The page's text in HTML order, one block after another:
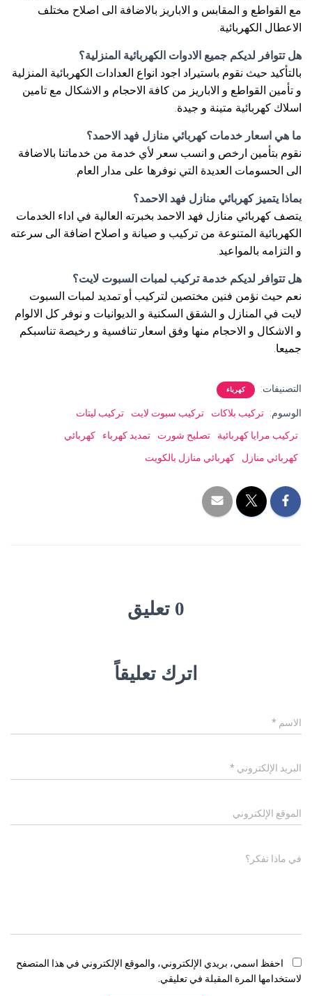
مع القواطع و المقابس و الاباريز بالاضافة الى اصلاح مختلف
الاعطال الكهربائية.
هل تتوافر لديكم جميع الادوات الكهربائية المنزلية؟
بالتأكيد حيث نقوم باستيراد اجود انواع العدادات الكهربائية المنزلية
و تأمين القواطع و الاباريز من كافة الاحجام و الاشكال مع تامين
اسلاك كهربائية متينة و جيدة.
ما هي اسعار خدمات كهربائي منازل فهد الاحمد؟
نقوم بتأمين ارخص و انسب سعر لأي خدمة من خدماتنا بالاضافة
الى الحسومات العديدة التي نوفرها على مدار العام.
بماذا يتميز كهربائي منازل فهد الاحمد؟
يتصف كهربائي منازل فهد الاحمد بخبرته العالية في اداء الخدمات
الكهربائية المتنوعة من تركيب و صيانة و اصلاح اضافة الى سرعته
و التزامه بالمواعيد.
هل تتوافر لديكم خدمة تركيب لمبات السبوت لايت؟
نعم حيث نؤمن فنين مختصين لتركيب أو تمديد لمبات السبوت
لايت في المنازل و الشقق السكنية و الديوانيات و نوفر كل الالوام
و الاشكال و الاحجام منها وفق اسعار تنافسية و رخيصة تناسبكم
جميعا.
التصنيفات: كهرباء
الوسوم: تركيب بلاكات تركيب سبوت لايت
تركيب ليتات
تركيب مرايا كهربائية
تصليح شورت تمديد كهرباء
كهربائي
كهربائي منازل
كهربائي منازل بالكويت
0 تعليق
اترك تعليقاً
الاسم *
البريد الإلكتروني *
الموقع الإلكتروني
في ماذا تفكر؟
احفظ اسمي، بريدي الإلكتروني، والموقع الإلكتروني في هذا المتصفح
لاستخدامها المرة المقبلة في تعليقي.